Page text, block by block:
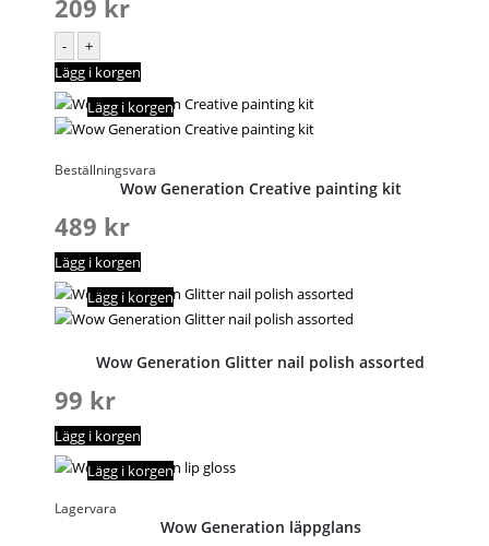
209 kr
-
+
Lägg i korgen
Beställningsvara
Lägg i korgen
Wow Generation Creative painting kit
489 kr
Lägg i korgen
Lägg i korgen
Wow Generation Glitter nail polish assorted
99 kr
Lägg i korgen
Lagervara
Lägg i korgen
Wow Generation läppglans